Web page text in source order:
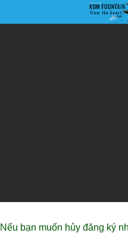
qua
Nếu bạn muốn hủy đăng ký